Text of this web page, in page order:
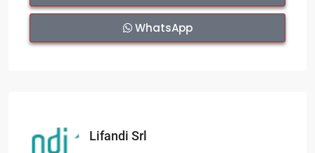
WhatsApp
Lifandi Srl